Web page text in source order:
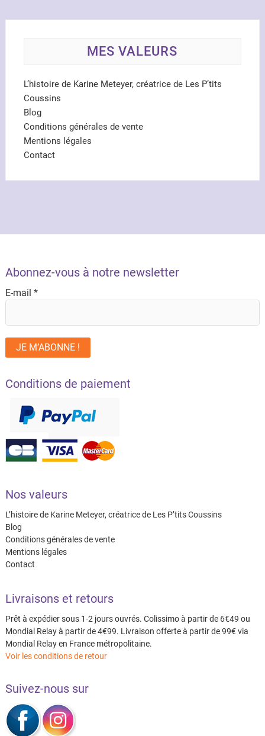
MES VALEURS
L’histoire de Karine Meteyer, créatrice de Les P’tits
Coussins
Blog
Conditions générales de vente
Mentions légales
Contact
Abonnez-vous à notre newsletter
E-mail *
Conditions de paiement
Nos valeurs
L’histoire de Karine Meteyer, créatrice de Les P’tits Coussins
Blog
Conditions générales de vente
Mentions légales
Contact
Livraisons et retours
Prêt à expédier sous 1-2 jours ouvrés. Colissimo à partir de 6€49 ou
Mondial Relay à partir de 4€99. Livraison offerte à partir de 99€ via
Mondial Relay en France métropolitaine.
Voir les conditions de retour
Suivez-nous sur